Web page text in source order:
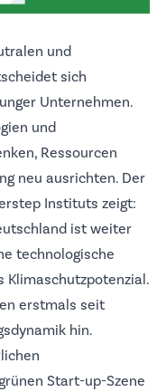
und
sich
Unternehmen.
und
Ressourcen
neu ausrichten. Der
Instituts zeigt:
ist weiter
technologische
Klimaschutzpotenzial.
erstmals seit
hin.
Start-up-Szene